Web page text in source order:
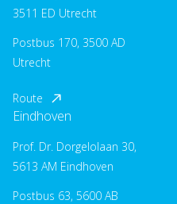
3511 ED Utrecht
Postbus 170, 3500 AD
Utrecht
Route
Eindhoven
Prof. Dr. Dorgelolaan 30,
5613 AM Eindhoven
Postbus 63, 5600 AB